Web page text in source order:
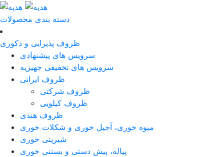
دسته بندی محصولات
ظروف پذیرایی و دکوری
سرویس های پیشنهادی
سرویس های تخفیفی جهیزیه
ظروف ایرانی
ظروف شرکتی
ظروف کیلویی
ظروف هندی
میوه خوری، آجیل خوری و شکلات خوری
شیرینی خوری
پیاله، پیش دستی و بستنی خوری